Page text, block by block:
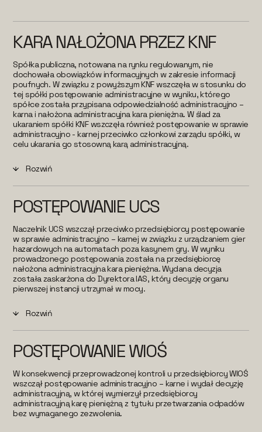
KARA NAŁOŻONA PRZEZ KNF
Spółka publiczna, notowana na rynku regulowanym, nie
dochowała obowiązków informacyjnych w zakresie informacji
poufnych. W związku z powyższym KNF wszczęła w stosunku do
tej spółki postępowanie administracyjne w wyniku, którego
spółce została przypisana odpowiedzialność administracyjno –
karna i nałożona administracyjna kara pieniężna. W ślad za
ukaraniem spółki KNF wszczęła również postępowanie w sprawie
administracyjno - karnej przeciwko członkowi zarządu spółki, w
celu ukarania go stosowną karą administracyjną.
Rozwiń
POSTĘPOWANIE UCS
Naczelnik UCS wszczął przeciwko przedsiębiorcy postępowanie
w sprawie administracyjno – karnej w związku z urządzaniem gier
hazardowych na automatach poza kasynem gry. W wyniku
prowadzonego postępowania została na przedsiębiorcę
nałożona administracyjna kara pieniężna. Wydana decyzja
została zaskarżona do Dyrektora IAS, który decyzję organu
pierwszej instancji utrzymał w mocy.
Rozwiń
POSTĘPOWANIE WIOŚ
W konsekwencji przeprowadzonej kontroli u przedsiębiorcy WIOŚ
wszczął postępowanie administracyjno – karne i wydał decyzję
administracyjną, w której wymierzył przedsiębiorcy
administracyjną karę pieniężną z tytułu przetwarzania odpadów
bez wymaganego zezwolenia.